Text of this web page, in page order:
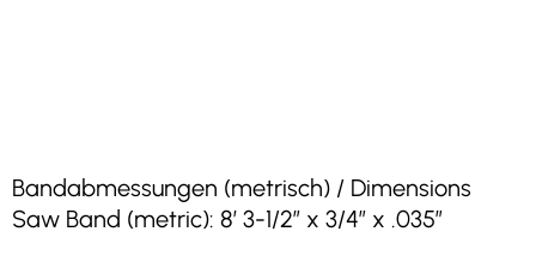
Bandabmessungen (metrisch) / Dimensions
Saw Band (metric): 8′ 3-1/2″ x 3/4″ x .035″